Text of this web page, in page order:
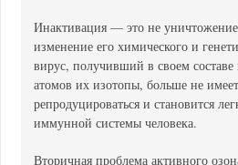
Инактивация — это не
изменение его химического и
вирус, получивший в своем составе
атомов их изотопы, больше не
репродуцироваться и становится
иммунной системы человека.
Вторичная проблема активного